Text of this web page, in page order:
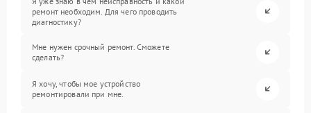
ремонт необходим. Для чего проводить
диагностику?
Мне нужен срочный ремонт. Сможете
сделать?
Я хочу, чтобы мое устройство
ремонтировали при мне.